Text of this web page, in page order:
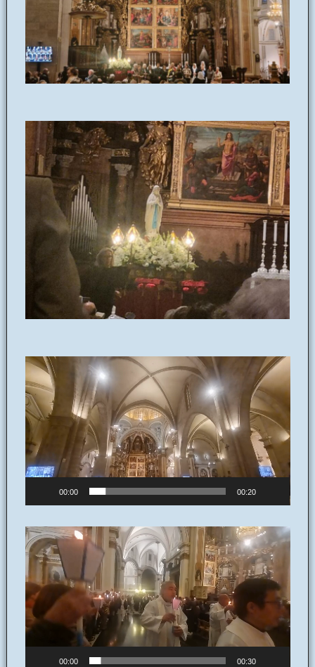
Reproductor
de
vídeo
00:00 00:20
Reproductor
de
vídeo
00:00 00:30